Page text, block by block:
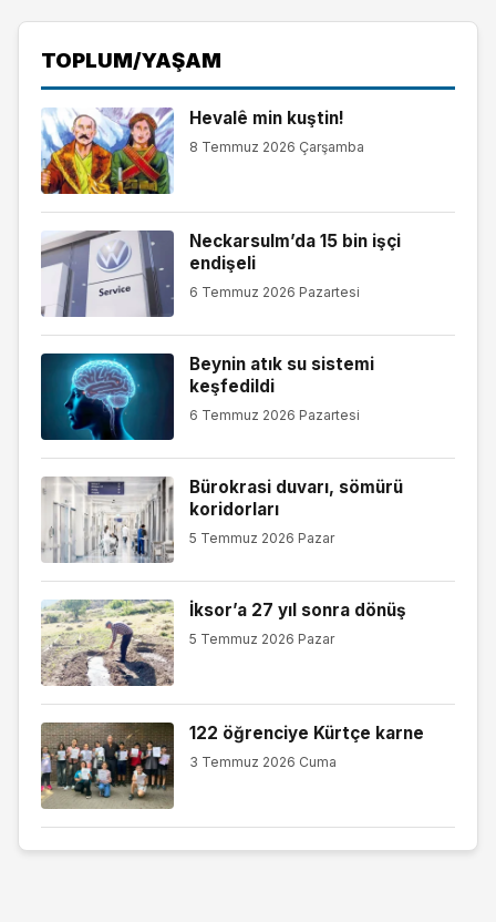
TOPLUM/YAŞAM
Hevalê min kuştin!
8 Temmuz 2026 Çarşamba
Neckarsulm’da 15 bin işçi
endişeli
6 Temmuz 2026 Pazartesi
Beynin atık su sistemi
keşfedildi
6 Temmuz 2026 Pazartesi
Bürokrasi duvarı, sömürü
koridorları
5 Temmuz 2026 Pazar
İksor’a 27 yıl sonra dönüş
5 Temmuz 2026 Pazar
122 öğrenciye Kürtçe karne
3 Temmuz 2026 Cuma